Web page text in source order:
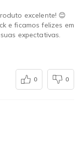
excelente! 😊
e ficamos felizes em
expectativas.
0 0